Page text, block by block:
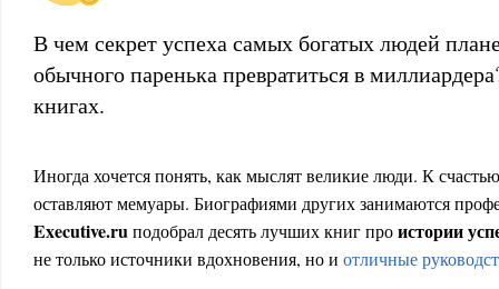
В чем секрет успеха самых богатых людей
обычного паренька превратиться в
книгах.
Иногда хочется понять, как мыслят великие люди. К
оставляют мемуары. Биографиями других занимаются
Executive.ruподобрал десять лучших книг проистории
не только источники вдохновения, но и отличные